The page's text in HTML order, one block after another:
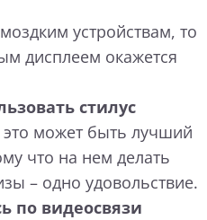
устройствам, то
дисплеем окажется
стилус
это может быть лучший
что на нем делать
– одно удовольствие.
по видеосвязи